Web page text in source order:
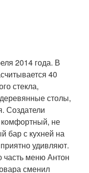
2014 года. В
40
стекла,
столы,
Создатели
комфортный, не
бар с кухней на
удивляют.
часть меню Антон
сменил